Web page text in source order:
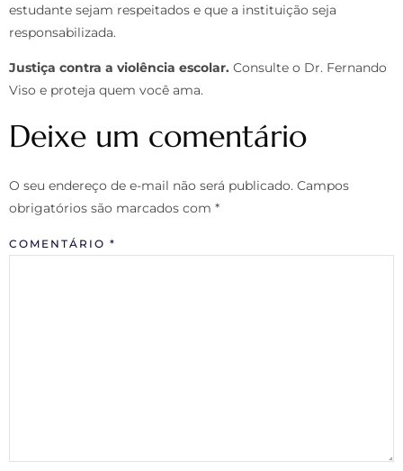
estudante sejam respeitados e que a instituição seja
responsabilizada.
Justiça contra a violência escolar. Consulte o Dr. Fernando
Viso e proteja quem você ama.
Deixe um comentário
O seu endereço de e-mail não será publicado. Campos
obrigatórios são marcados com *
COMENTÁRIO *